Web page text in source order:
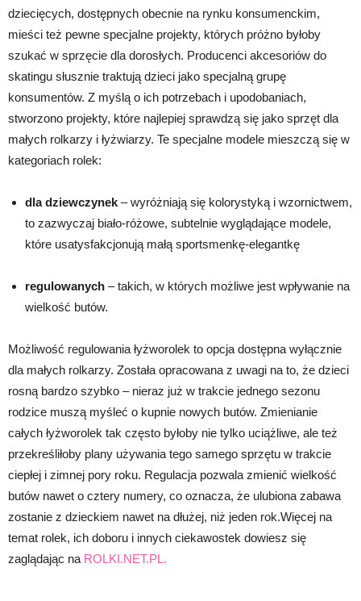
dziecięcych, dostępnych obecnie na rynku konsumenckim,
mieści też pewne specjalne projekty, których próżno byłoby
szukać w sprzęcie dla dorosłych. Producenci akcesoriów do
skatingu słusznie traktują dzieci jako specjalną grupę
konsumentów. Z myślą o ich potrzebach i upodobaniach,
stworzono projekty, które najlepiej sprawdzą się jako sprzęt dla
małych rolkarzy i łyżwiarzy. Te specjalne modele mieszczą się w
kategoriach rolek:
dla dziewczynek – wyróżniają się kolorystyką i wzornictwem,
to zazwyczaj biało-różowe, subtelnie wyglądające modele,
które usatysfakcjonują małą sportsmenkę-elegantkę
regulowanych – takich, w których możliwe jest wpływanie na
wielkość butów.
Możliwość regulowania łyżworolek to opcja dostępna wyłącznie
dla małych rolkarzy. Została opracowana z uwagi na to, że dzieci
rosną bardzo szybko – nieraz już w trakcie jednego sezonu
rodzice muszą myśleć o kupnie nowych butów. Zmienianie
całych łyżworolek tak często byłoby nie tylko uciążliwe, ale też
przekreśliłoby plany używania tego samego sprzętu w trakcie
ciepłej i zimnej pory roku. Regulacja pozwala zmienić wielkość
butów nawet o cztery numery, co oznacza, że ulubiona zabawa
zostanie z dzieckiem nawet na dłużej, niż jeden rok.Więcej na
temat rolek, ich doboru i innych ciekawostek dowiesz się
zaglądając na ROLKI.NET.PL.